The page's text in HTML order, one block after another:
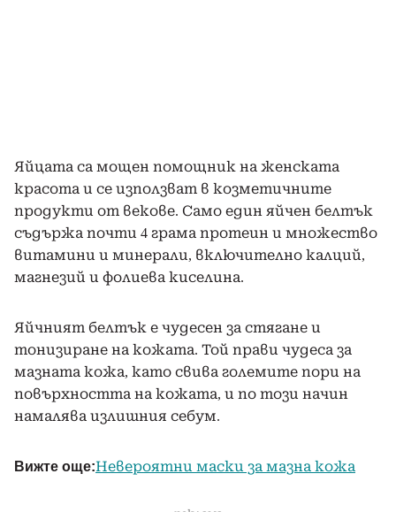
Яйцата са мощен помощник на женската
красота и се използват в козметичните
продукти от векове. Само един яйчен белтък
съдържа почти 4 грама протеин и множество
витамини и минерали, включително калций,
магнезий и фолиева киселина.
Яйчният белтък е чудесен за стягане и
тонизиране на кожата. Той прави чудеса за
мазната кожа, като свива големите пори на
повърхността на кожата, и по този начин
намалява излишния себум.
Вижте още:Невероятни маски за мазна кожа